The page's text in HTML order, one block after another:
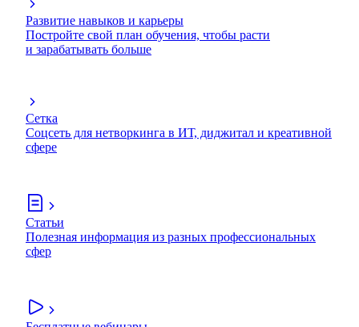
Развитие навыков и карьеры
Постройте свой план обучения, чтобы расти
и зарабатывать больше
Сетка
Соцсеть для нетворкинга в ИТ, диджитал и креативной
сфере
Статьи
Полезная информация из разных профессиональных
сфер